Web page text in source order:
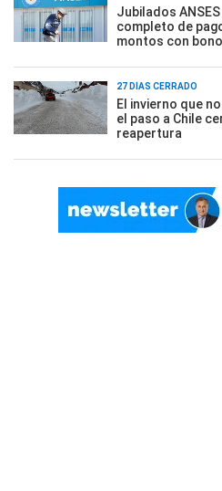
Jubilados
completo de
montos con bono
27 DÍAS CERRADO
El invierno que
el paso a Chile
reapertura